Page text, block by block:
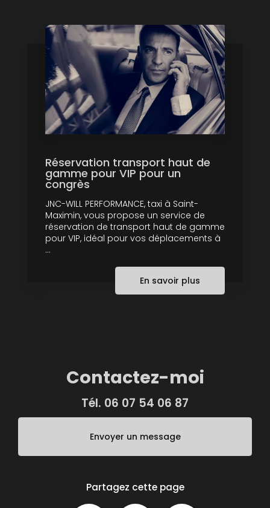
Réservation transport haut de
gamme pour VIP pour un
congrès
JNC-WILL PERFORMANCE, taxi à Saint-
Maximin, vous propose un service de
réservation de transport haut de gamme
pour VIP, idéal pour vos déplacements à
...
En savoir plus
Contactez-moi
Tél. 06 07 54 06 87
Envoyer un message
Partagez cette page